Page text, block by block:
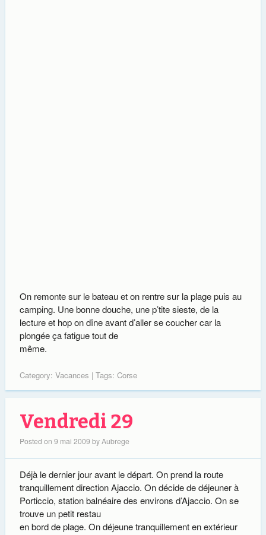
On remonte sur le bateau et on rentre sur la plage puis au
camping. Une bonne douche, une p’tite sieste, de la
lecture et hop on dîne avant d’aller se coucher car la
plongée ça fatigue tout de
même.
Category: Vacances | Tags: Corse
Vendredi 29
Posted on 9 mai 2009 byAubrege
Déjà le dernier jour avant le départ. On prend la route
tranquillement direction Ajaccio. On décide de déjeuner à
Porticcio, station balnéaire des environs d’Ajaccio. On se
trouve un petit restau
en bord de plage. On déjeune tranquillement en extérieur